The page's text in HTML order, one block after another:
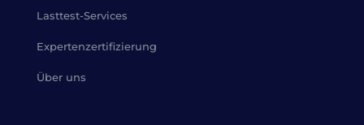
Lasttest-Services
Expertenzertifizierung
Über uns